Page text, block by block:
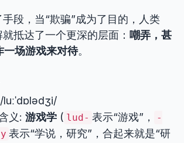
手段，当“欺骗”成为了目的，人类
抵达了一个更深的层面： 嘲弄，甚
一场游戏来对待。
luːˈdɒlədʒi/
义: 游戏学 ( lud- 表示“游戏”，
-
表示“学说，研究”，合起来就是“研